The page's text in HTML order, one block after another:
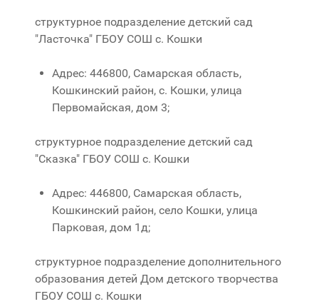
структурное подразделение детский сад
"Ласточка" ГБОУ СОШ с. Кошки
Адрес: 446800, Самарская область,
Кошкинский район, с. Кошки, улица
Первомайская, дом 3;
структурное подразделение детский сад
"Сказка" ГБОУ СОШ с. Кошки
Адрес: 446800, Самарская область,
Кошкинский район, село Кошки, улица
Парковая, дом 1д;
структурное подразделение дополнительного
образования детей Дом детского творчества
ГБОУ СОШ с. Кошки